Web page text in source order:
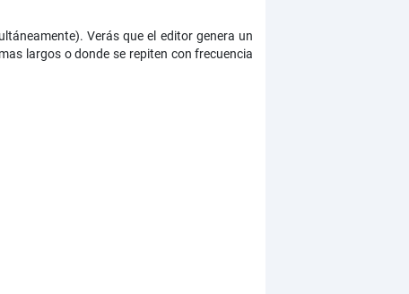
Verás que el editor genera un
largos o donde se repiten con frecuencia